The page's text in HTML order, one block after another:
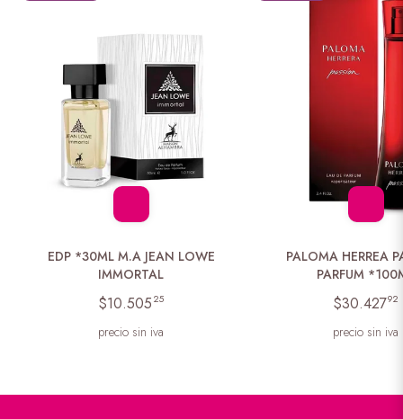
EDP *30ML M.A JEAN LOWE
IMMORTAL
$10.505 25
precio sin iva
PALOMA HERREA
PARFUM
$30.42792
precio sin iva